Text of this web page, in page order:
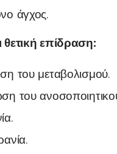
άγχος.
θετική επίδραση:
του μεταβολισμού.
του